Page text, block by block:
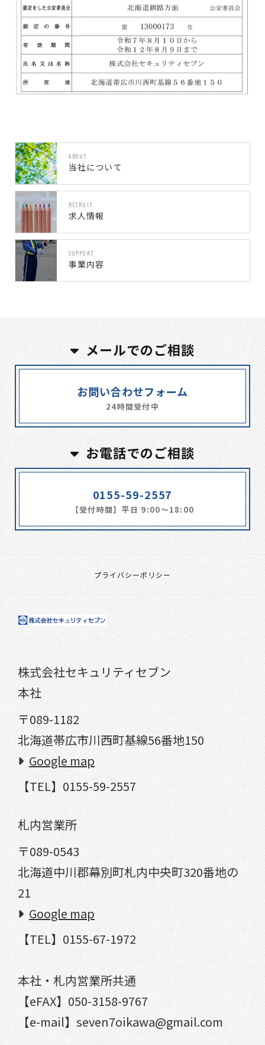
ABOUT
当社について
RECRUIT
求人情報
SUPPORT
事業内容
メールでのご相談
お問い合わせフォーム
24時間受付中
お電話でのご相談
0155-59-2557
【受付時間】平日 9:00～18:00
プライバシーポリシー
株式会社セキュリティセブン
本社
〒089-1182
北海道帯広市川西町基線56番地150​​
Google map
【TEL】0155-59-2557
札内営業所
〒089-0543
北海道中川郡幕別町札内中央町320番地の
21
Google map
【TEL】0155-67-1972
本社・札内営業所共通
【eFAX】050-3158-9767
【e-mail】seven7oikawa@gmail.com